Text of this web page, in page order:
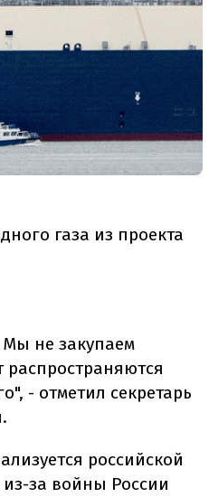
газа из проекта
Мы не закупаем
- отметил секретарь
российской
за войны России